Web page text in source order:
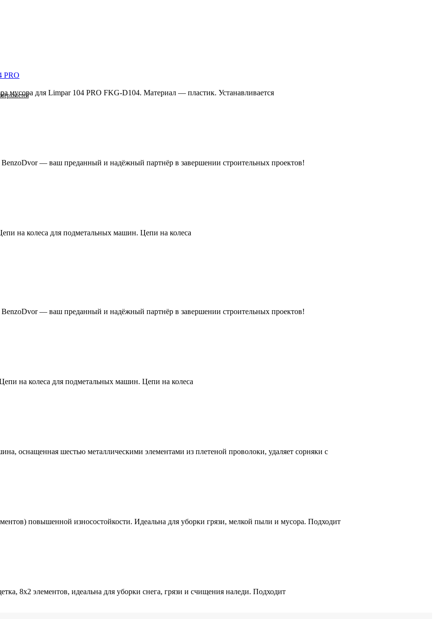
PRO
мусора для Limpar 104 PRO FKG-D104. Материал — пластик. Устанавливается
— ваш преданный и надёжный партнёр в завершении строительных проектов!
на колеса для подметальных машин. Цепи на колеса
— ваш преданный и надёжный партнёр в завершении строительных проектов!
на колеса для подметальных машин. Цепи на колеса
оснащенная шестью металлическими элементами из плетеной проволоки, удаляет сорняки с
повышенной износостойкости. Идеальна для уборки грязи, мелкой пыли и мусора. Подходит
8х2 элементов, идеальна для уборки снега, грязи и счищения наледи. Подходит